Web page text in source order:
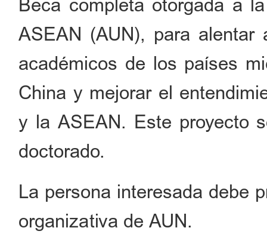
Beca completa otorgada a
ASEAN (AUN), para alentar
académicos de los países
China y mejorar el
y la ASEAN. Este proyecto
doctorado.
La persona interesada debe
organizativa de AUN.